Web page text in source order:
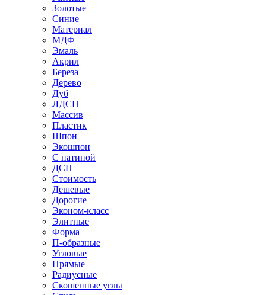
Золотые
Синие
Материал
МДФ
Эмаль
Акрил
Береза
Дерево
Дуб
ЛДСП
Массив
Пластик
Шпон
Экошпон
С патиной
ДСП
Стоимость
Дешевые
Дорогие
Эконом-класс
Элитные
Форма
П-образные
Угловые
Прямые
Радиусные
Скошенные углы